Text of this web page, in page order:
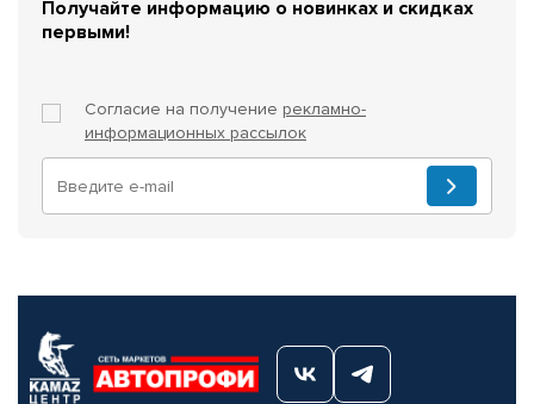
Получайте информацию о новинках и скидках
первыми!
Согласие на получение рекламно-
информационных рассылок